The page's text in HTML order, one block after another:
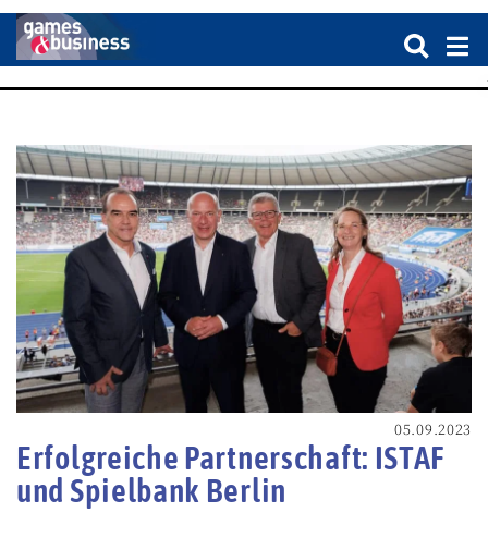
05.09.2023
Erfolgreiche Partnerschaft: ISTAF
und Spielbank Berlin